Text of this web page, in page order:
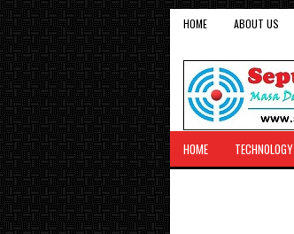
HOME ABOUT US
HOME TECHNOLOGY